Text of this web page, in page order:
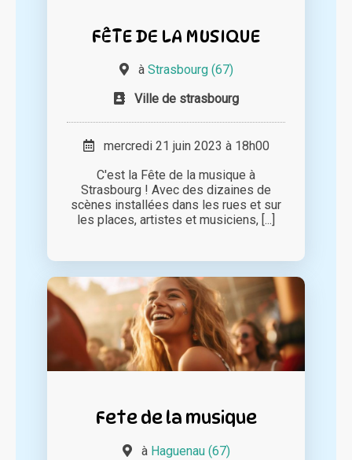
FÊTE DE LA MUSIQUE
à Strasbourg (67)
Ville de strasbourg
mercredi 21 juin 2023 à 18h00
C'est la Fête de la musique à
Strasbourg ! Avec des dizaines de
scènes installées dans les rues et sur
les places, artistes et musiciens, [...]
Fete de la musique
à Haguenau (67)